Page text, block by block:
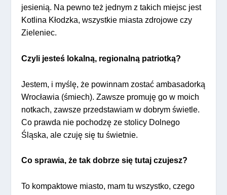
jesienią. Na pewno też jednym z takich miejsc jest
Kotlina Kłodzka, wszystkie miasta zdrojowe czy
Zieleniec.
Czyli jesteś lokalną, regionalną patriotką?
Jestem, i myślę, że powinnam zostać ambasadorką
Wrocławia (śmiech). Zawsze promuję go w moich
notkach, zawsze przedstawiam w dobrym świetle.
Co prawda nie pochodzę ze stolicy Dolnego
Śląska, ale czuję się tu świetnie.
Co sprawia, że tak dobrze się tutaj czujesz?
To kompaktowe miasto, mam tu wszystko, czego